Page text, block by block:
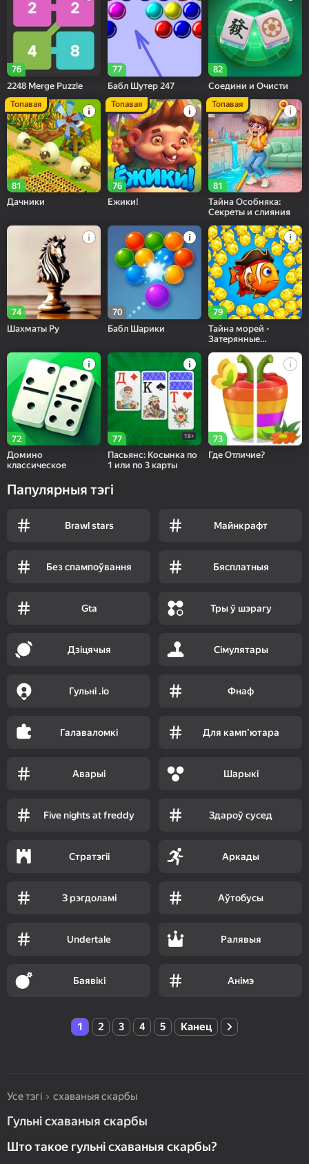
76
2248 Merge Puzzle
77
Бабл Шутер 247
82
Соедини и Очисти
81
Топавая
Дачники
76
Топавая
Ежики!
81
Топавая
Тайна Особняка:
Секреты и слияния
74
Шахматы Ру
70
Бабл Шарики
79
Тайна морей -
Затерянные
ряд
72
Домино
классическое
77 18+
Пасьянс: Косынка по
1 или по 3 карты
73
Где Отличие?
Папулярныя тэгі
Brawl stars Майнкрафт
Без спампоўвання Бясплатныя
Gta Тры ў шэрагу
Дзіцячыя Сімулятары
Гульні .io Фнаф
Галаваломкі Для камп’ютара
Аварыі Шарыкі
Five nights at freddy Здароў сусед
Стратэгіі Аркады
З рэгдоламі Аўтобусы
Undertale Ралявыя
Баявікі Анімэ
1 2 3 4 5 Канец
Усе тэгі схаваныя скарбы
Гульні схаваныя скарбы
Што такое гульні схаваныя скарбы?